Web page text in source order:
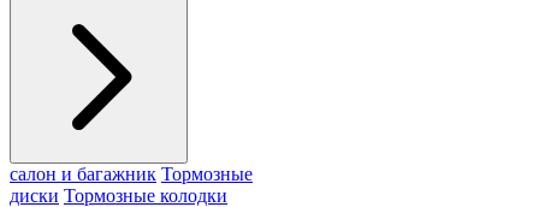
салон и багажник Тормозные
диски Тормозные колодки